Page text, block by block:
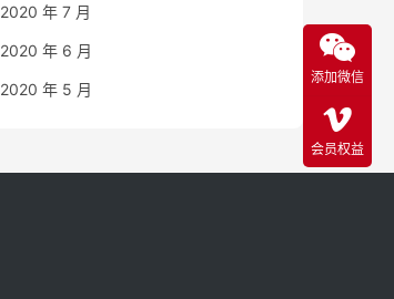
2020 年 7 月
2020 年 6 月
2020 年 5 月
添加微信
会员权益